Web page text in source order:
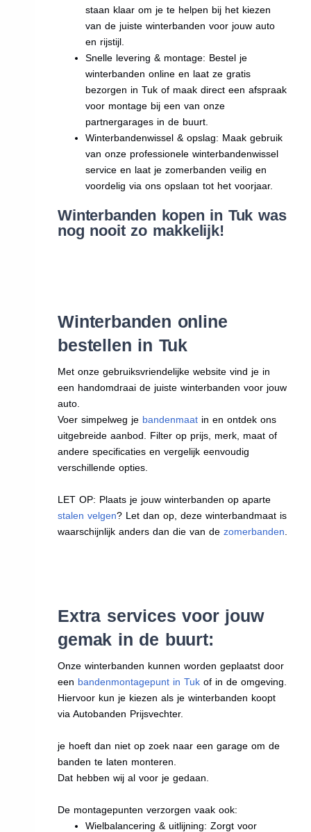
staan klaar om je te helpen bij het kiezen
van de juiste winterbanden voor jouw auto
en rijstijl.
Snelle levering & montage: Bestel je
winterbanden online en laat ze gratis
bezorgen in Tuk of maak direct een afspraak
voor montage bij een van onze
partnergarages in de buurt.
Winterbandenwissel & opslag: Maak gebruik
van onze professionele winterbandenwissel
service en laat je zomerbanden veilig en
voordelig via ons opslaan tot het voorjaar.
Winterbanden kopen in Tuk was
nog nooit zo makkelijk!
Winterbanden online
bestellen in Tuk
Met onze gebruiksvriendelijke website vind je in
een handomdraai de juiste winterbanden voor jouw
auto.
Voer simpelweg je bandenmaat in en ontdek ons
uitgebreide aanbod. Filter op prijs, merk, maat of
andere specificaties en vergelijk eenvoudig
verschillende opties.
LET OP: Plaats je jouw winterbanden op aparte
stalen velgen? Let dan op, deze winterbandmaat is
waarschijnlijk anders dan die van dezomerbanden
Extra services voor jouw
gemak in de buurt:
Onze winterbanden kunnen worden geplaatst door
een bandenmontagepunt in Tuk of in de omgeving.
Hiervoor kun je kiezen als je winterbanden koopt
via Autobanden Prijsvechter.
je hoeft dan niet op zoek naar een garage om de
banden te laten monteren.
Dat hebben wij al voor je gedaan.
De montagepunten verzorgen vaak ook:
Wielbalancering & uitlijning: Zorgt voor